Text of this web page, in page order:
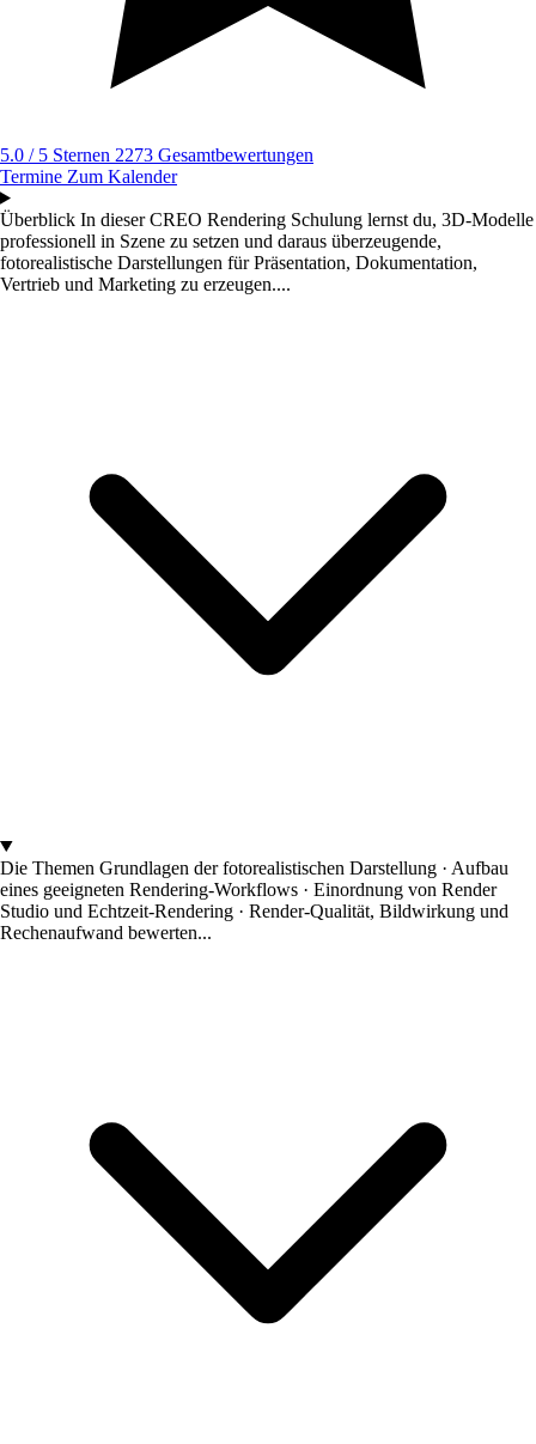
5.0 / 5 Sternen 2273 Gesamtbewertungen
Termine Zum Kalender
Überblick In dieser CREO Rendering Schulung lernst du, 3D-Modelle
professionell in Szene zu setzen und daraus überzeugende,
fotorealistische Darstellungen für Präsentation, Dokumentation,
Vertrieb und Marketing zu erzeugen....
Die Themen Grundlagen der fotorealistischen Darstellung · Aufbau
eines geeigneten Rendering-Workflows · Einordnung von Render
Studio und Echtzeit-Rendering · Render-Qualität, Bildwirkung und
Rechenaufwand bewerten...